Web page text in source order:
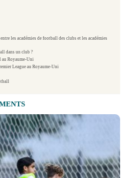
les académies de football des clubs et les académies
dans un club ?
au Royaume-Uni
League au Royaume-Uni